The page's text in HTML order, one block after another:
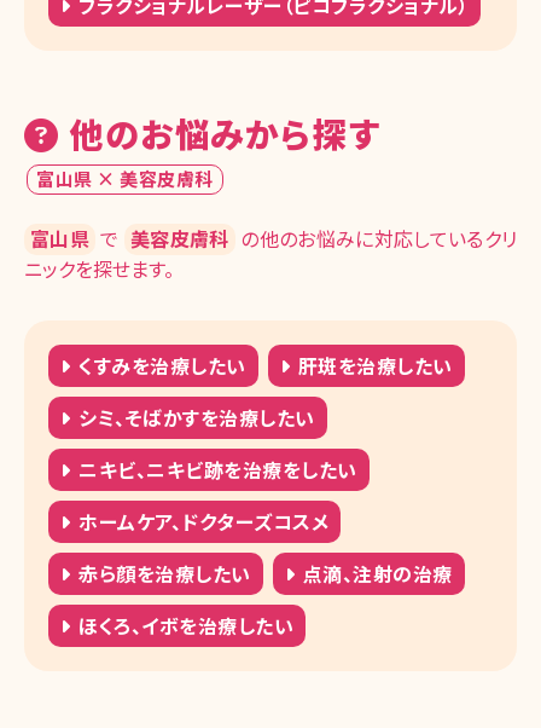
他のお悩みから探す
富山県 × 美容皮膚科
富山県 で 美容皮膚科 の他のお悩みに対応しているクリ
ニックを探せます。
くすみを治療したい
肝斑を治療したい
シミ、そばかすを治療したい
ニキビ、ニキビ跡を治療をしたい
ホームケア、ドクターズコスメ
赤ら顔を治療したい
点滴、注射の治療
ほくろ、イボを治療したい